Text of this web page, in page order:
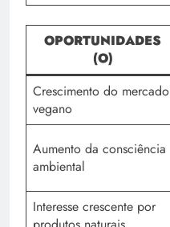
OPORTUNIDADES
(O)
Crescimento do mercado
vegano
Aumento da consciência
ambiental
Interesse crescente por